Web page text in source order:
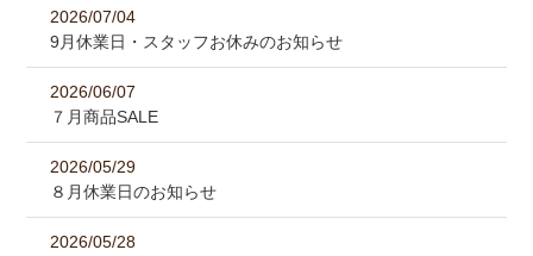
2026/07/04
9月休業日・スタッフお休みのお知らせ
2026/06/07
７月商品SALE
2026/05/29
８月休業日のお知らせ
2026/05/28